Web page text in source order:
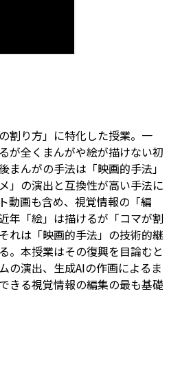
割り方」に特化した授業。一
が全くまんがや絵が描けない初
まんがの手法は「映画的手法」
」の演出と互換性が高い手法に
動画も含め、視覚情報の「編
年「絵」は描けるが「コマが割
れは「映画的手法」の技術的継
。本授業はその復興を目論むと
の演出、生成AIの作画によるま
きる視覚情報の編集の最も基礎